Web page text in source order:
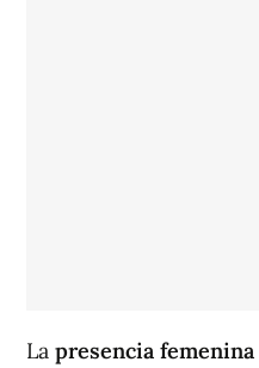
La presencia femenina